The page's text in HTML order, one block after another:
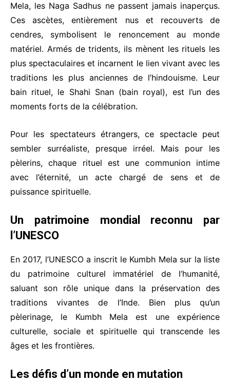
Mela, les Naga Sadhus ne passent jamais inaperçus.
Ces ascètes, entièrement nus et recouverts de
cendres, symbolisent le renoncement au monde
matériel. Armés de tridents, ils mènent les rituels les
plus spectaculaires et incarnent le lien vivant avec les
traditions les plus anciennes de l’hindouisme. Leur
bain rituel, le Shahi Snan (bain royal), est l’un des
moments forts de la célébration.
Pour les spectateurs étrangers, ce spectacle peut
sembler surréaliste, presque irréel. Mais pour les
pèlerins, chaque rituel est une communion intime
avec l’éternité, un acte chargé de sens et de
puissance spirituelle.
Un patrimoine mondial reconnu par
l’UNESCO
En 2017, l’UNESCO a inscrit le Kumbh Mela sur la liste
du patrimoine culturel immatériel de l’humanité,
saluant son rôle unique dans la préservation des
traditions vivantes de l’Inde. Bien plus qu’un
pèlerinage, le Kumbh Mela est une expérience
culturelle, sociale et spirituelle qui transcende les
âges et les frontières.
Les défis d’un monde en mutation